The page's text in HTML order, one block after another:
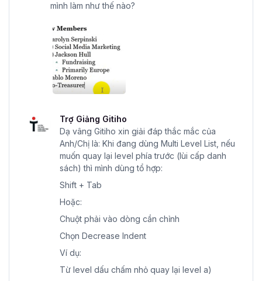
mình làm như thế nào?
Trợ Giảng Gitiho
Dạ vâng Gitiho xin giải đáp thắc mắc của
Anh/Chị là: Khi đang dùng Multi Level List, nếu
muốn quay lại level phía trước (lùi cấp danh
sách) thì mình dùng tổ hợp:
Shift + Tab
Hoặc:
Chuột phải vào dòng cần chỉnh
Chọn Decrease Indent
Ví dụ:
Từ level dấu chấm nhỏ quay lại level a)